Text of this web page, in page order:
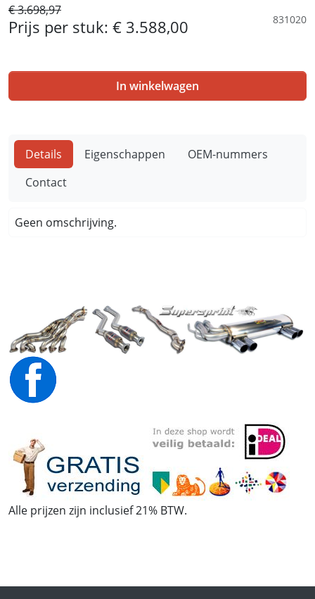
€ 3.698,97
Prijs per stuk: € 3.588,00 831020
In winkelwagen
Details Eigenschappen
OEM-nummers
Contact
Geen omschrijving.
Alle prijzen zijn inclusief 21% BTW.